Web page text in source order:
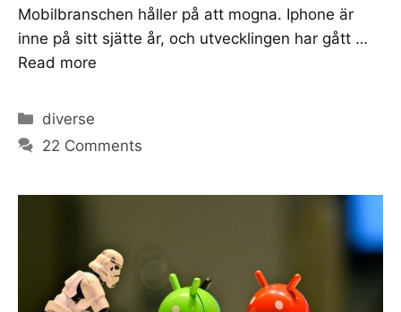
Mobilbranschen håller på att mogna. Iphone är
inne på sitt sjätte år, och utvecklingen har gått …
Read more
Categories
diverse
22 Comments